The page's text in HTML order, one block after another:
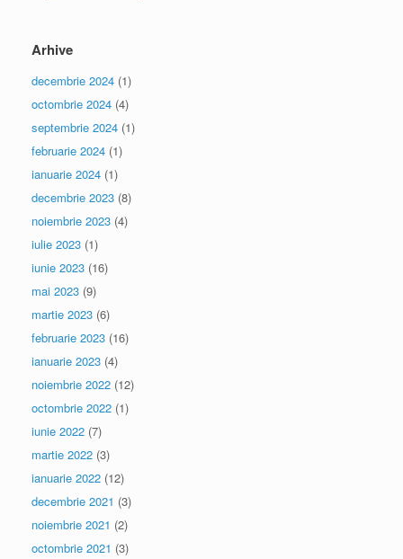
Arhive
decembrie 2024 (1)
octombrie 2024 (4)
septembrie 2024 (1)
februarie 2024 (1)
ianuarie 2024 (1)
decembrie 2023 (8)
noiembrie 2023 (4)
iulie 2023 (1)
iunie 2023 (16)
mai 2023 (9)
martie 2023 (6)
februarie 2023 (16)
ianuarie 2023 (4)
noiembrie 2022 (12)
octombrie 2022 (1)
iunie 2022 (7)
martie 2022 (3)
ianuarie 2022 (12)
decembrie 2021 (3)
noiembrie 2021 (2)
octombrie 2021 (3)